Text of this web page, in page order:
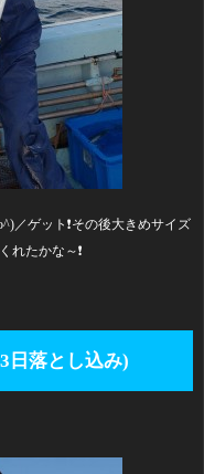
／ゲット❗その後大きめサイズ
れたかな～❗
日落とし込み)